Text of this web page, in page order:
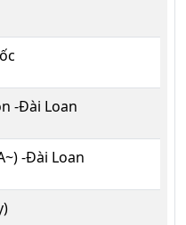
-Đài Loan
-Đài Loan